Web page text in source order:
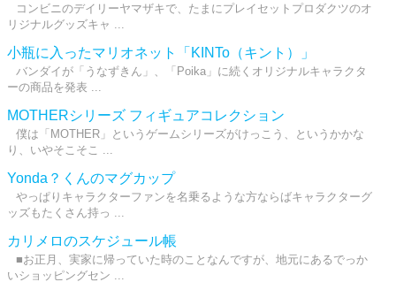
コンビニのデイリーヤマザキで、たまにプレイセットプロダクツのオ
リジナルグッズキャ ...
小瓶に入ったマリオネット「KINTo（キント）」
バンダイが「うなずきん」、「Poika」に続くオリジナルキャラクタ
ーの商品を発表 ...
MOTHERシリーズ フィギュアコレクション
僕は「MOTHER」というゲームシリーズがけっこう、というかかな
り、いやそこそこ ...
Yonda？くんのマグカップ
やっぱりキャラクターファンを名乗るような方ならばキャラクターグ
ッズもたくさん持っ ...
カリメロのスケジュール帳
■お正月、実家に帰っていた時のことなんですが、地元にあるでっか
いショッピングセン ...